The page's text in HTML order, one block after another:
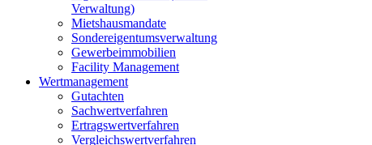
Verwaltung)
Mietshausmandate
Sondereigentumsverwaltung
Gewerbeimmobilien
Facility Management
Wertmanagement
Gutachten
Sachwertverfahren
Ertragswertverfahren
Vergleichswertverfahren